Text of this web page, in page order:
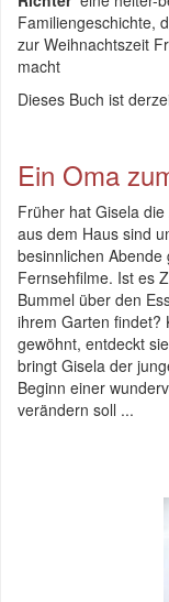
Familiengeschichte,
zur Weihnachtszeit
macht
Dieses Buch ist
Ein Oma
Früher hat Gisela
aus dem Haus sind
besinnlichen
Fernsehfilme. Ist es
Bummel über den
ihrem Garten findet?
gewöhnt, entdeckt
bringt Gisela der
Beginn einer
verändern soll ...